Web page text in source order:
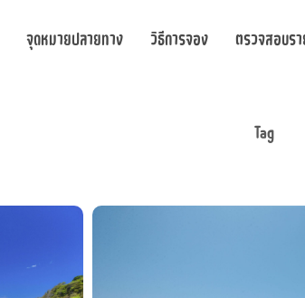
จุดหมายปลายทาง วิธีการจอง ตรวจสอบร
Tag